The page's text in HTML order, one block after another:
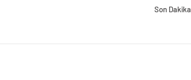
Son Dakika